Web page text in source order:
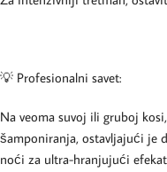
💡 Profesionalni savet:
Na veoma suvoj ili gruboj
šamponiranja, ostavljajući je
noći za ultra-hranjujući